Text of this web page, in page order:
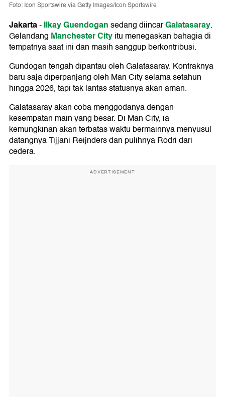
Foto: Icon Sportswire via Getty Images/Icon Sportswire
Jakarta-Ilkay Guendogansedang diincarGalatasaray.
Gelandang Manchester Cityitu menegaskan bahagia di
tempatnya saat ini dan masih sanggup berkontribusi.
Gundogan tengah dipantau oleh Galatasaray. Kontraknya
baru saja diperpanjang oleh Man City selama setahun
hingga 2026, tapi tak lantas statusnya akan aman.
Galatasaray akan coba menggodanya dengan
kesempatan main yang besar. Di Man City, ia
kemungkinan akan terbatas waktu bermainnya menyusul
datangnya Tijjani Reijnders dan pulihnya Rodri dari
cedera.
ADVERTISEMENT